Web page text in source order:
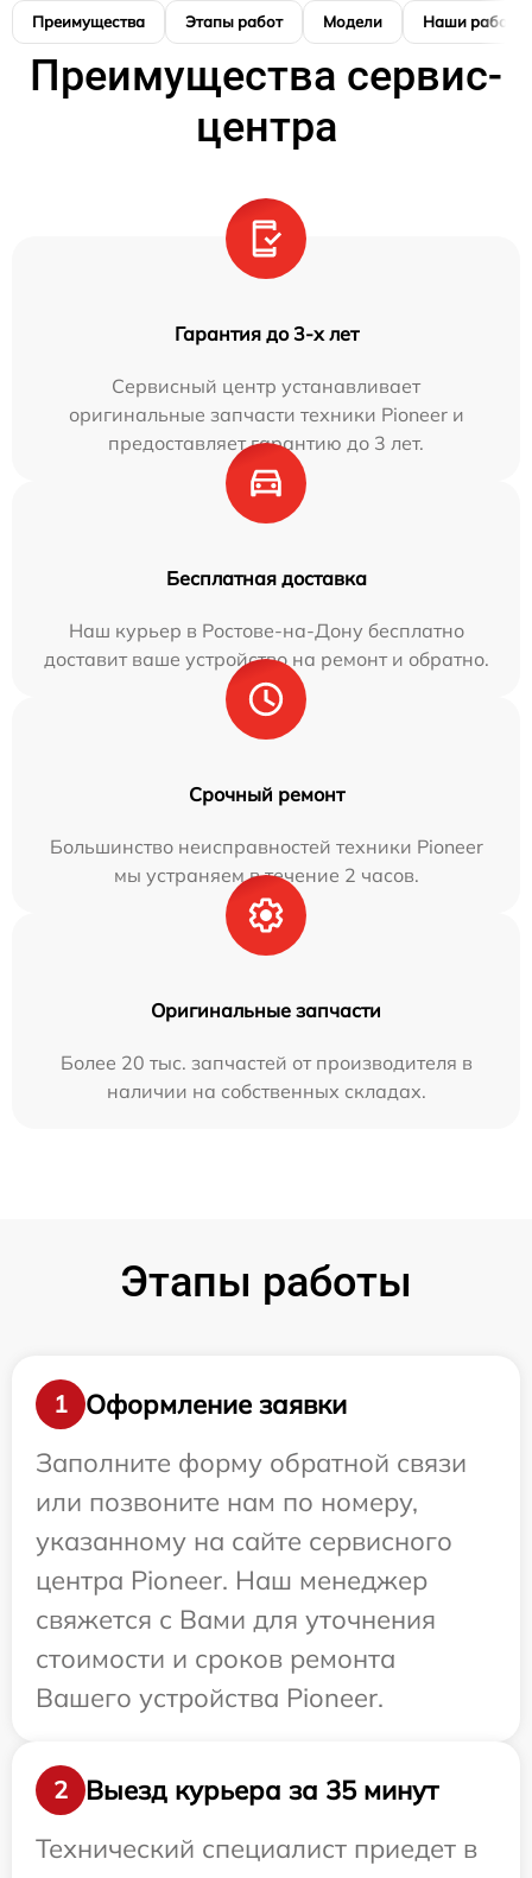
Преимущества Этапы работ Модели Наши работы
Преимущества сервис-
центра
Гарантия до 3-х лет
Сервисный центр устанавливает
оригинальные запчасти техники Pioneer и
предоставляет гарантию до 3 лет.
Бесплатная доставка
Наш курьер в Ростове-на-Дону бесплатно
доставит ваше устройство на ремонт и обратно.
Срочный ремонт
Большинство неисправностей техники Pioneer
мы устраняем в течение 2 часов.
Оригинальные запчасти
Более 20 тыс. запчастей от производителя в
наличии на собственных складах.
Этапы работы
1
Оформление заявки
Заполните форму обратной связи
или позвоните нам по номеру,
указанному на сайте сервисного
центра Pioneer. Наш менеджер
свяжется с Вами для уточнения
стоимости и сроков ремонта
Вашего устройства Pioneer.
2
Выезд курьера за 35 минут
Технический специалист приедет в